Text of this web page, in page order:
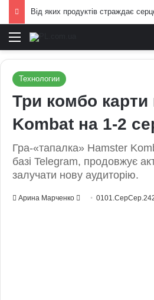
Меню
Технологии
Три комбо карти
Kombat на 1-2
Гра-«тапалка» Hamster
базі Telegram, продовжує
залучати нову аудиторію.
Арина Марченко
Send